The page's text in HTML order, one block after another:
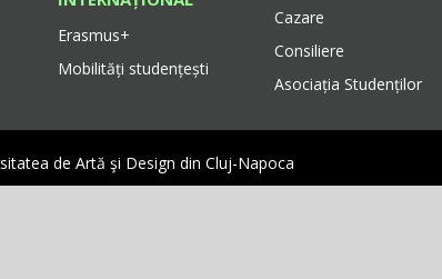
Erasmus+
Mobilități studențești
Cazare
Consiliere
Asociația Studenților
de Artă şi Design din Cluj-Napoca